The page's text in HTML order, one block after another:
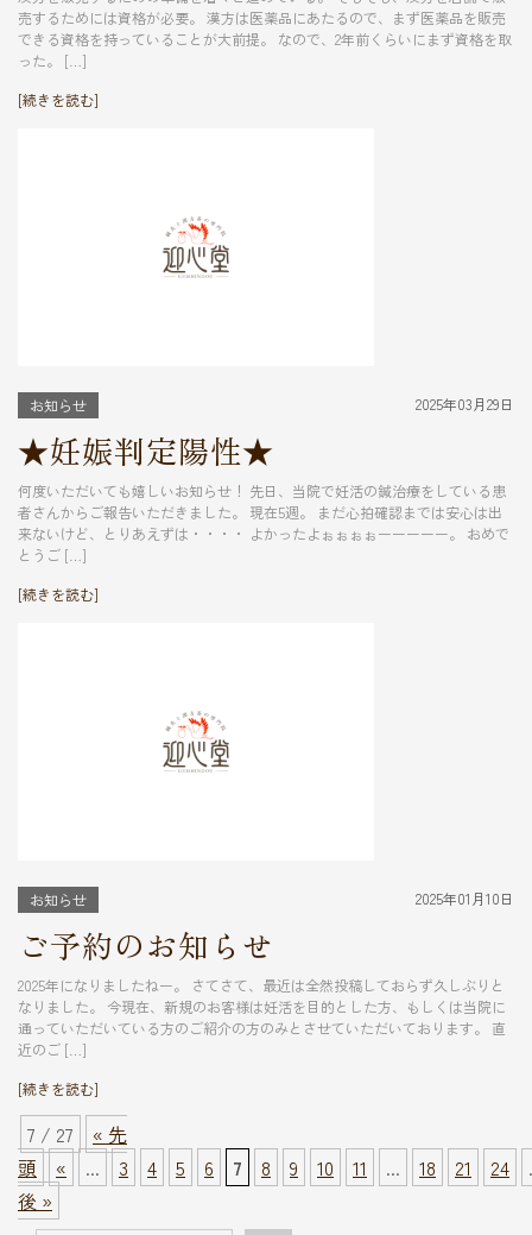
売するためには資格が必要。 漢方は医薬品にあたるので、まず医薬品を販売
できる資格を持っていることが大前提。 なので、2年前くらいにまず資格を取
った。 […]
[続きを読む]
お知らせ 2025年03月29日
★妊娠判定陽性★
何度いただいても嬉しいお知らせ！ 先日、当院で妊活の鍼治療をしている患
者さんからご報告いただきました。 現在5週。 まだ心拍確認までは安心は出
来ないけど、とりあえずは・・・・ よかったよぉぉぉぉーーーーー。 おめで
とうご […]
[続きを読む]
お知らせ 2025年01月10日
ご予約のお知らせ
2025年になりましたねー。 さてさて、最近は全然投稿しておらず久しぶりと
なりました。 今現在、新規のお客様は妊活を目的とした方、もしくは当院に
通っていただいている方のご紹介の方のみとさせていただいております。 直
近のご […]
[続きを読む]
7 / 27
« 先
頭
« ... 3 4 5 6 7 8 9 10 11 ... 18 21 24
後 »